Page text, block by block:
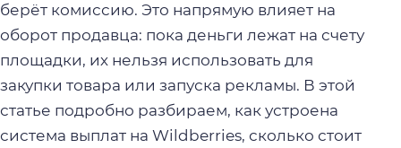
берёт комиссию. Это напрямую влияет на
оборот продавца: пока деньги лежат на счету
площадки, их нельзя использовать для
закупки товара или запуска рекламы. В этой
статье подробно разбираем, как устроена
система выплат на Wildberries, сколько стоит